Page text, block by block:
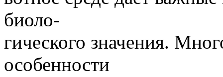
биоло-
гического значения.
особенности